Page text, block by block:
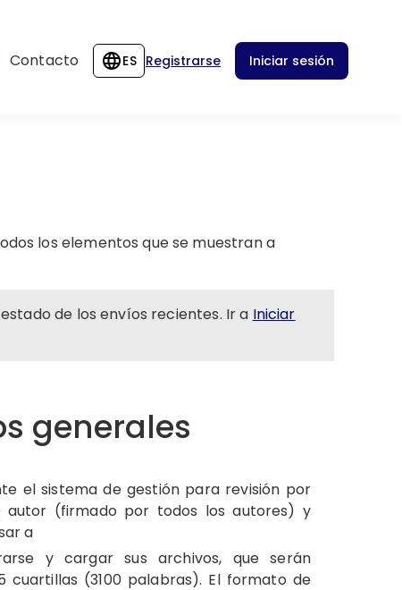
Contacto ES Registrarse Iniciar sesión
los elementos que se muestran a
de los envíos recientes. Ir a Iniciar
generales
el sistema de gestión para revisión por
(firmado por todos los autores) y
a
y cargar sus archivos, que serán
cuartillas (3100 palabras). El formato de